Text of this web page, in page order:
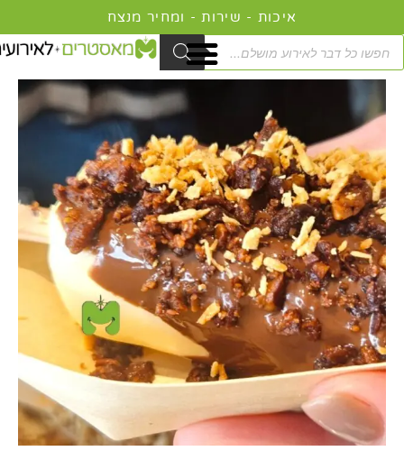
לתוכן
איכות - שירות - ומחיר מנצח
Products
search
מחירים:
עד
דוכן
מגנום